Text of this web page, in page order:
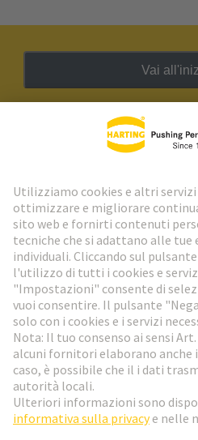
Vai
Newsletter HARTING
Vai al registrazione
Social Media
Svizzera Italiano